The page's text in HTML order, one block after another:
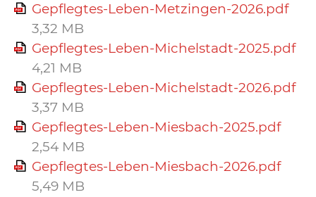
Gepflegtes-Leben-Metzingen-2026.pdf
3,32 MB
Gepflegtes-Leben-Michelstadt-2025.pdf
4,21 MB
Gepflegtes-Leben-Michelstadt-2026.pdf
3,37 MB
Gepflegtes-Leben-Miesbach-2025.pdf
2,54 MB
Gepflegtes-Leben-Miesbach-2026.pdf
5,49 MB